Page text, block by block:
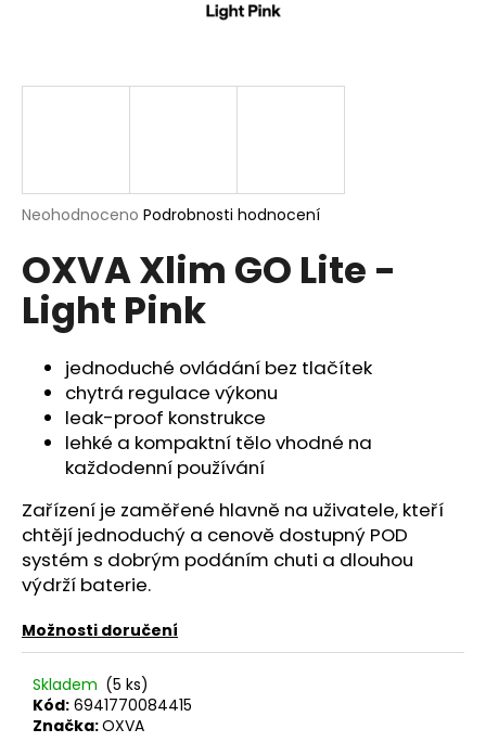
Průměrné
produktu
je
0,0
hvězdiček.
Neohodnoceno Podrobnosti hodnocení
OXVA Xlim GO Lite -
Light Pink
jednoduché ovládání bez tlačítek
chytrá regulace výkonu
leak-proof konstrukce
lehké a kompaktní tělo vhodné na
každodenní používání
Zařízení je zaměřené hlavně na uživatele, kteří
chtějí jednoduchý a cenově dostupný POD
systém s dobrým podáním chuti a dlouhou
výdrží baterie.
Možnosti doručení
Skladem (5 ks)
Kód: 6941770084415
Značka:OXVA
í
u
j
e
m
LIO
POD
CUBA
LIBRE